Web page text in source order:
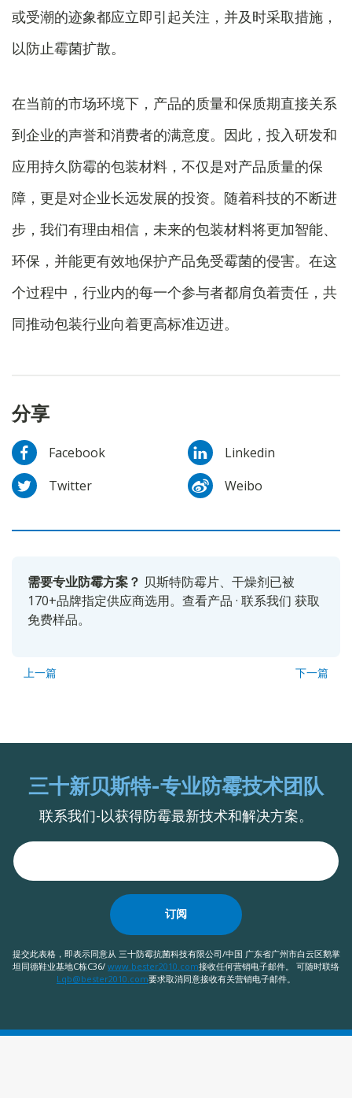
或受潮的迹象都应立即引起关注，并及时采取措施，
以防止霉菌扩散。
在当前的市场环境下，产品的质量和保质期直接关系
到企业的声誉和消费者的满意度。因此，投入研发和
应用持久防霉的包装材料，不仅是对产品质量的保
障，更是对企业长远发展的投资。随着科技的不断进
步，我们有理由相信，未来的包装材料将更加智能、
环保，并能更有效地保护产品免受霉菌的侵害。在这
个过程中，行业内的每一个参与者都肩负着责任，共
同推动包装行业向着更高标准迈进。
分享
Facebook
Linkedin
Twitter
Weibo
需要专业防霉方案？ 贝斯特防霉片、干燥剂已被
170+品牌指定供应商选用。 查看产品 · 联系我们 获取
免费样品。
上一篇 下一篇
三十新贝斯特-专业防霉技术团队
联系我们-以获得防霉最新技术和解决方案。
订阅
提交此表格，即表示同意从 三十防霉抗菌科技有限公司/中国 广东省广州市白云区鹅掌
坦同德鞋业基地C栋C36/ www.bester2010.com接收任何营销电子邮件。 可随时联络
Lqb@bester2010.com要求取消同意接收有关营销电子邮件。